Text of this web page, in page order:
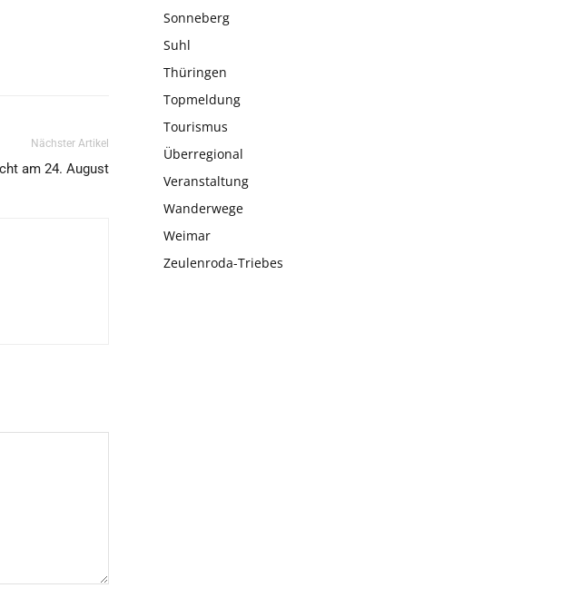
Nächster Artikel
am 24. August
Sonneberg
Suhl
Thüringen
Topmeldung
Tourismus
Überregional
Veranstaltung
Wanderwege
Weimar
Zeulenroda-Triebes